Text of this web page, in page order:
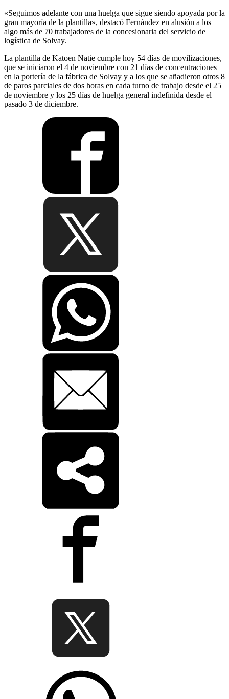
«Seguimos adelante con una huelga que sigue siendo apoyada por la
gran mayoría de la plantilla», destacó Fernández en alusión a los
algo más de 70 trabajadores de la concesionaria del servicio de
logística de Solvay.
La plantilla de Katoen Natie cumple hoy 54 días de movilizaciones,
que se iniciaron el 4 de noviembre con 21 días de concentraciones
en la portería de la fábrica de Solvay y a los que se añadieron otros 8
de paros parciales de dos horas en cada turno de trabajo desde el 25
de noviembre y los 25 días de huelga general indefinida desde el
pasado 3 de diciembre.